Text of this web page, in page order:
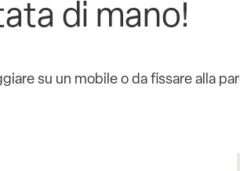
di mano!
su un mobile o da fissare alla